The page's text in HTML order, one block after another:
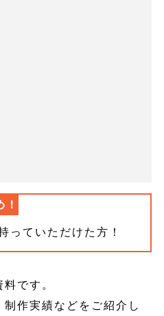
っていただけた方！
です。
作実績などをご紹介し